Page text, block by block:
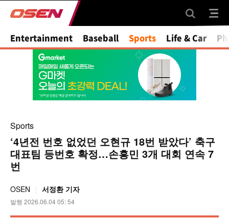
Mute
Entertainment Baseball Sports Life & Car
Sports
‘4년전 번호 없었던 오현규 18번 받았다’ 축구
대표팀 등번호 확정…손흥민 3개 대회 연속 7
번
OSEN 서정환 기자
발행 2026.06.04 05: 54